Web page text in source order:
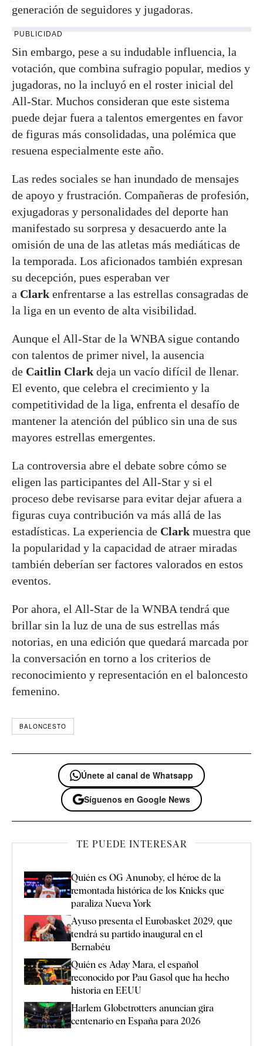
generación de seguidores y jugadoras.
PUBLICIDAD
Sin embargo, pese a su indudable influencia, la
votación, que combina sufragio popular, medios y
jugadoras, no la incluyó en el roster inicial del
All-Star. Muchos consideran que este sistema
puede dejar fuera a talentos emergentes en favor
de figuras más consolidadas, una polémica que
resuena especialmente este año.
Las redes sociales se han inundado de mensajes
de apoyo y frustración. Compañeras de profesión,
exjugadoras y personalidades del deporte han
manifestado su sorpresa y desacuerdo ante la
omisión de una de las atletas más mediáticas de
la temporada. Los aficionados también expresan
su decepción, pues esperaban ver
a Clark enfrentarse a las estrellas consagradas de
la liga en un evento de alta visibilidad.
Aunque el All-Star de la WNBA sigue contando
con talentos de primer nivel, la ausencia
de Caitlin Clark deja un vacío difícil de llenar.
El evento, que celebra el crecimiento y la
competitividad de la liga, enfrenta el desafío de
mantener la atención del público sin una de sus
mayores estrellas emergentes.
La controversia abre el debate sobre cómo se
eligen las participantes del All-Star y si el
proceso debe revisarse para evitar dejar afuera a
figuras cuya contribución va más allá de las
estadísticas. La experiencia de Clark muestra que
la popularidad y la capacidad de atraer miradas
también deberían ser factores valorados en estos
eventos.
Por ahora, el All-Star de la WNBA tendrá que
brillar sin la luz de una de sus estrellas más
notorias, en una edición que quedará marcada por
la conversación en torno a los criterios de
reconocimiento y representación en el baloncesto
femenino.
BALONCESTO
Únete al canal de Whatsapp
Síguenos en Google News
TE PUEDE INTERESAR
Quién es OG Anunoby, el héroe de la
remontada histórica de los Knicks que
paraliza Nueva York
Ayuso presenta el Eurobasket 2029, que
tendrá su partido inaugural en el
Bernabéu
Quién es Aday Mara, el español
reconocido por Pau Gasol que ha hecho
historia en EEUU
Harlem Globetrotters anuncian gira
centenario en España para 2026